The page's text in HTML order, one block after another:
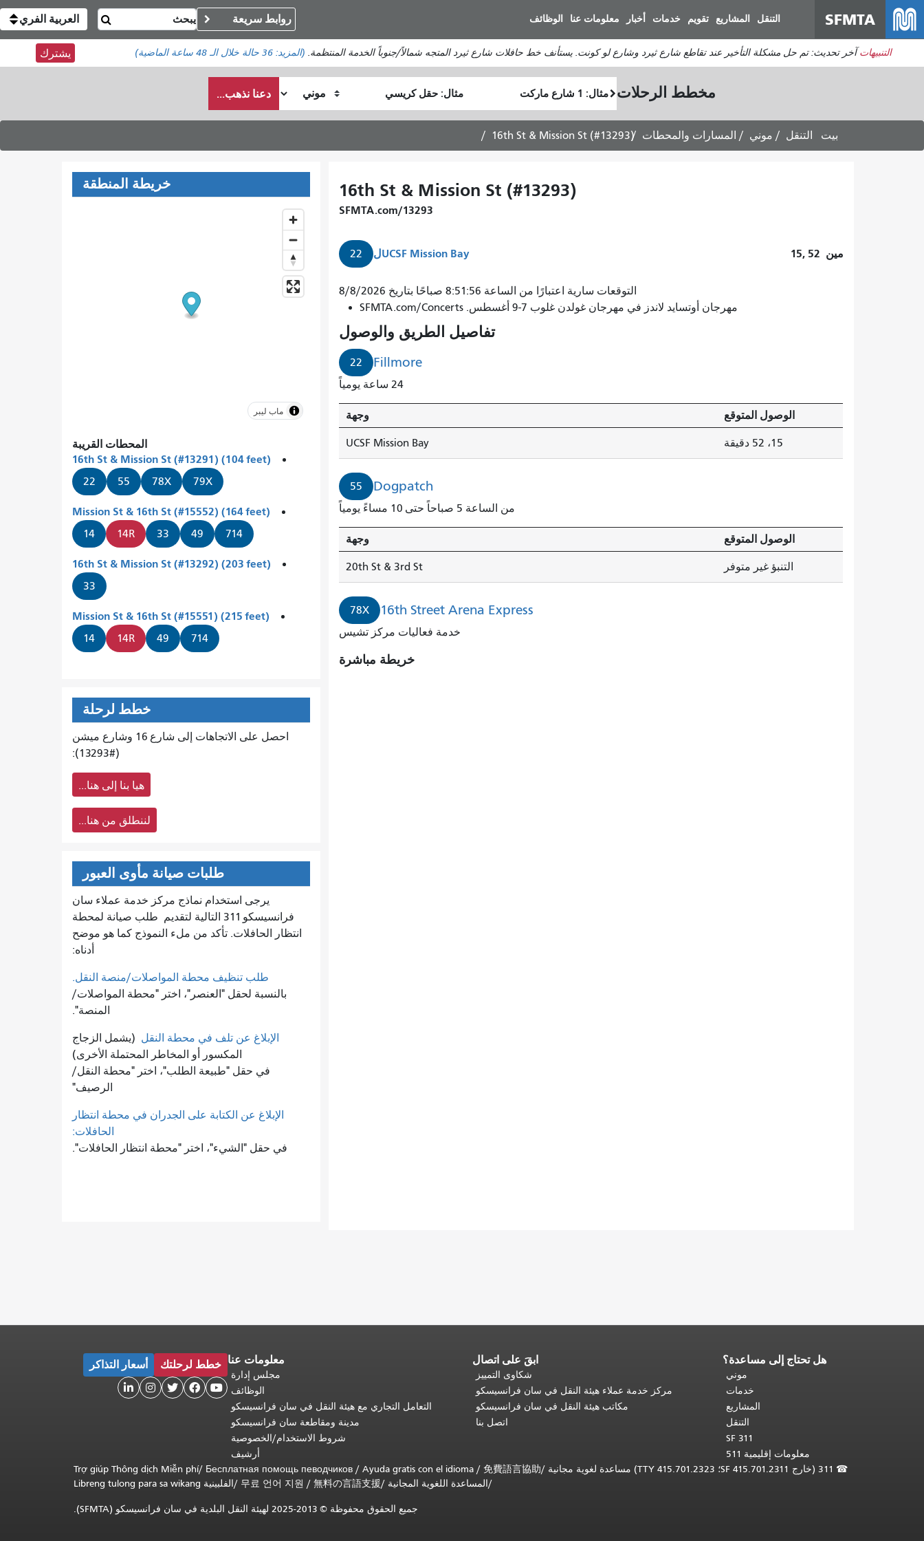
المحتوى
الرئيسي
SFMTA التنقل المشاريع تقويم خدمات أخبار معلومات عنا الوظائف روابط سريعة العربية الفري
التنبيهات آخر تحديث: تم حل مشكلة التأخير عند تقاطع شارع ثيرد وشارع لو كونت. يستأنف خط حافلات شارع ثيرد المتجه شمالاً/جنوباً الخدمة المنتظمة. (المزيد:36 حالة خلال الـ 48 ساعة الماضية) يشترك
مخطط الرحلات
البداية
النهاية
كيف
أرغب
السفر
دعنا نذهب...
بيت التنقل موني المسارات والمحطات 16th St & Mission St (#13293)
16th St & Mission St (#13293)
SFMTA.com/13293
22 لUCSF Mission Bay 15, 52 مين
التوقعات سارية اعتبارًا من الساعة 8:51:56 صباحًا بتاريخ 8/8/2026
مهرجان أوتسايد لاندز في مهرجان غولدن غلوب 7-9 أغسطس. SFMTA.com/Concerts
تفاصيل الطريق والوصول
22 Fillmore
24 ساعة يومياً
وجهة الوصول المتوقع
UCSF Mission Bay 15، 52 دقيقة
55 Dogpatch
من الساعة 5 صباحاً حتى 10 مساءً يومياً
وجهة الوصول المتوقع
20th St & 3rd St التنبؤ غير متوفر
78X 16th Street Arena Express
خدمة فعاليات مركز تشيس
خريطة مباشرة
خريطة المنطقة
ماب ليبر
المحطات القريبة
16th St & Mission St (#13291) (104 feet)
22 55 78X 79X
Mission St & 16th St (#15552) (164 feet)
14 14R 33 49 714
16th St & Mission St (#13292) (203 feet)
33
Mission St & 16th St (#15551) (215 feet)
14 14R 49 714
خطط لرحلة
احصل على الاتجاهات إلى شارع 16 وشارع ميشن
(#13293):
هيا بنا إلى هنا...
لننطلق من هنا...
طلبات صيانة مأوى العبور
يرجى استخدام نماذج مركز خدمة عملاء سان
فرانسيسكو 311 التالية لتقديم
طلب صيانة لمحطة
انتظار الحافلات. تأكد من ملء النموذج كما هو موضح
أدناه:
طلب تنظيف محطة المواصلات/منصة النقل.
بالنسبة لحقل "العنصر"، اختر "محطة المواصلات/
المنصة".
الإبلاغ عن تلف في محطة النقل (يشمل الزجاج
المكسور أو المخاطر المحتملة الأخرى)
في حقل "طبيعة الطلب"، اختر "محطة النقل/
الرصيف"
الإبلاغ عن الكتابة على الجدران في محطة انتظار
الحافلات:
في حقل "الشيء"، اختر "محطة انتظار الحافلات".
كل
هل تحتاج إلى مساعدة؟
موني
خدمات
المشاريع
التنقل
SF 311
معلومات إقليمية 511
ابقَ على اتصال
شكاوى التمييز
مركز خدمة عملاء هيئة النقل في سان فرانسيسكو
مكاتب هيئة النقل في سان فرانسيسكو
اتصل بنا
معلومات عنا
مجلس إدارة
الوظائف
التعامل التجاري مع هيئة النقل في سان فرانسيسكو
مدينة ومقاطعة سان فرانسيسكو
شروط الاستخدام/الخصوصية
أرشيف
خطط لرحلتك أسعار التذاكر





☎
免費語言協助
/
Ayuda gratis con el idioma
/
Бесплатная помощь певодчиков
/
Trợ giúp Thông dịch Miễn phí
/المساعدة اللغوية المجانية /
無料の言語支援
/
무료 언어 지원
/Libreng tulong para sa wikang الفلبينية
جميع الحقوق محفوظة © 2013-2025 لهيئة النقل البلدية في سان فرانسيسكو (SFMTA).